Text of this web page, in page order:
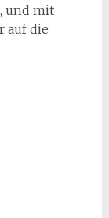
und mit
auf die